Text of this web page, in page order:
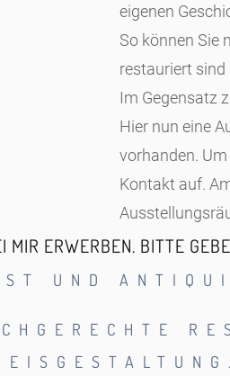
eigenen
So können Sie
restauriert sind
Im Gegensatz
Hier nun eine
vorhanden.
Kontakt auf.
MIR ERWERBEN. BITTE
UND